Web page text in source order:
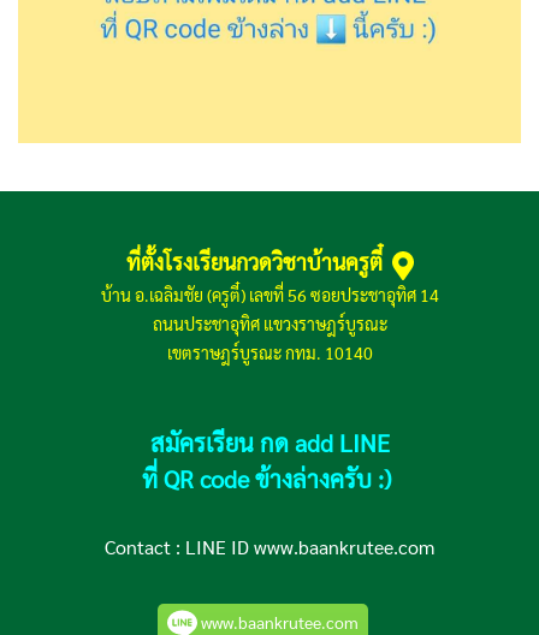
ที่ตั้งโรงเรียนกวดวิชาบ้านครูตี๋
บ้าน อ.เฉลิมชัย (ครูตี๋) เลขที่ 56 ซอยประชาอุทิศ 14
ถนนประชาอุทิศ แขวงราษฎร์บูรณะ
เขตราษฎร์บูรณะ กทม. 10140
สมัครเรียน กด add LINE
ที่ QR code ข้างล่างครับ :)
Contact : LINE ID www.baankrutee.com
www.baankrutee.com